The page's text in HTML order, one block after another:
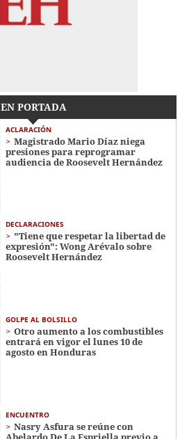
EN PORTADA
ACLARACIÓN
Magistrado Mario Díaz niega
presiones para reprogramar
audiencia de Roosevelt Hernández
DECLARACIONES
"Tiene que respetar la libertad de
expresión": Wong Arévalo sobre
Roosevelt Hernández
GOLPE AL BOLSILLO
Otro aumento a los combustibles
entrará en vigor el lunes 10 de
agosto en Honduras
ENCUENTRO
Nasry Asfura se reúne con